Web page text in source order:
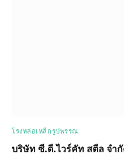
โรงหล่อเหล็กรูปพรรณ
บริษัท ซี.ดี.ไวร์คัท สตีล จำ